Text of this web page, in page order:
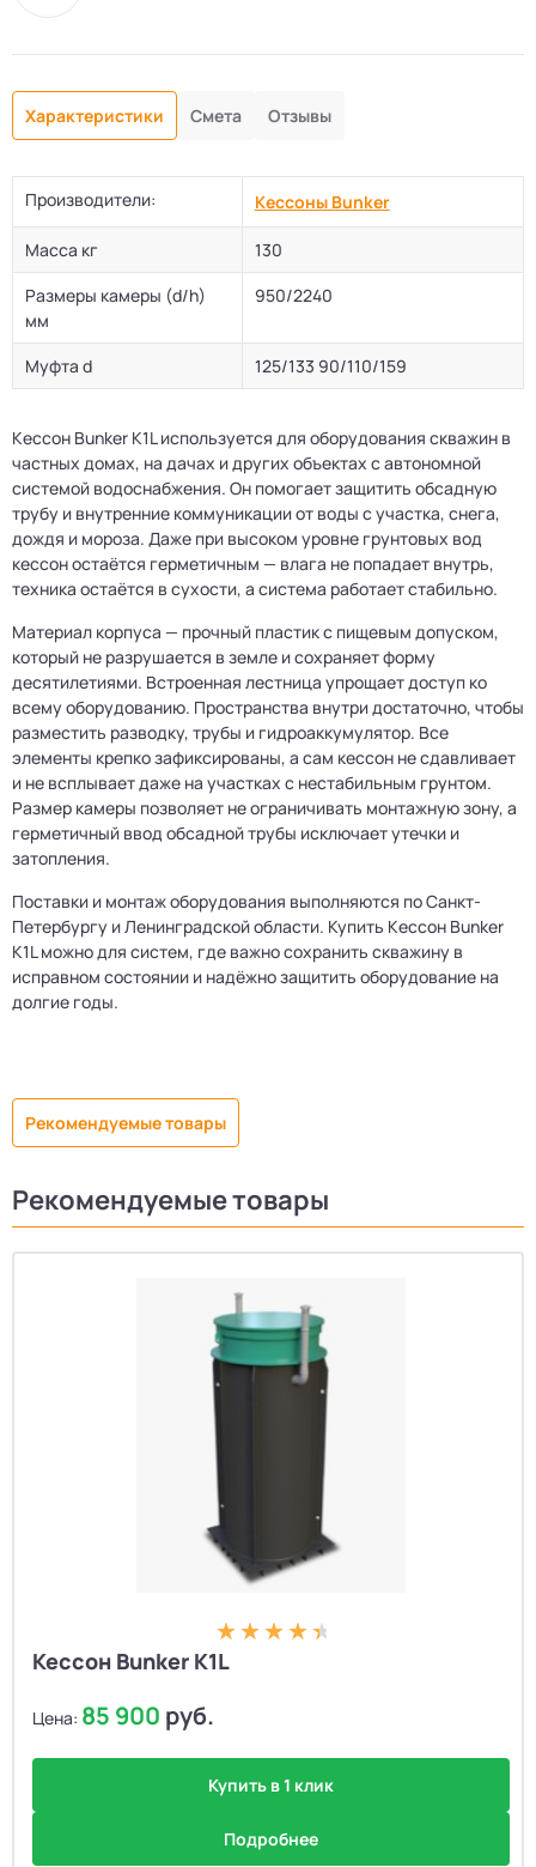
Характеристики Смета Отзывы
Производители: Кессоны Bunker
Масса кг
130
Размеры камеры (d/h)
мм
950/2240
Муфта d 125/133 90/110/159
Кессон Bunker K1L используется для оборудования скважин в
частных домах, на дачах и других объектах с автономной
системой водоснабжения. Он помогает защитить обсадную
трубу и внутренние коммуникации от воды с участка, снега,
дождя и мороза. Даже при высоком уровне грунтовых вод
кессон остаётся герметичным — влага не попадает внутрь,
техника остаётся в сухости, а система работает стабильно.
Материал корпуса — прочный пластик с пищевым допуском,
который не разрушается в земле и сохраняет форму
десятилетиями. Встроенная лестница упрощает доступ ко
всему оборудованию. Пространства внутри достаточно, чтобы
разместить разводку, трубы и гидроаккумулятор. Все
элементы крепко зафиксированы, а сам кессон не сдавливает
и не всплывает даже на участках с нестабильным грунтом.
Размер камеры позволяет не ограничивать монтажную зону, а
герметичный ввод обсадной трубы исключает утечки и
затопления.
Поставки и монтаж оборудования выполняются по Санкт-
Петербургу и Ленинградской области. Купить Кессон Bunker
K1L можно для систем, где важно сохранить скважину в
исправном состоянии и надёжно защитить оборудование на
долгие годы.
Рекомендуемые товары
Рекомендуемые товары
Кессон Bunker K1L
Цена: 85 900 руб.
Купить в 1 клик
Подробнее